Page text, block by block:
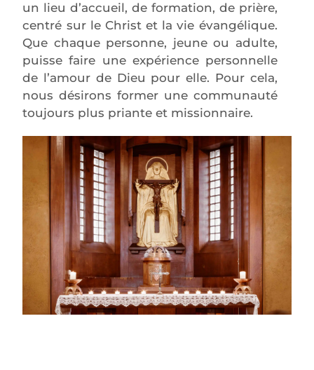
un lieu d’accueil, de formation, de prière,
centré sur le Christ et la vie évangélique.
Que chaque personne, jeune ou adulte,
puisse faire une expérience personnelle
de l’amour de Dieu pour elle. Pour cela,
nous désirons former une communauté
toujours plus priante et missionnaire.